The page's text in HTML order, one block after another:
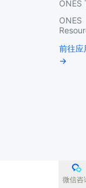
ONES
ONES
前往应
→
微信咨